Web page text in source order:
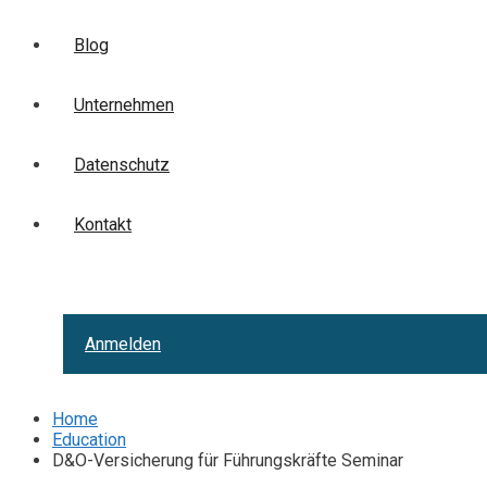
Blog
Unternehmen
Datenschutz
Kontakt
Anmelden
Home
Education
D&O-Versicherung für Führungskräfte Seminar